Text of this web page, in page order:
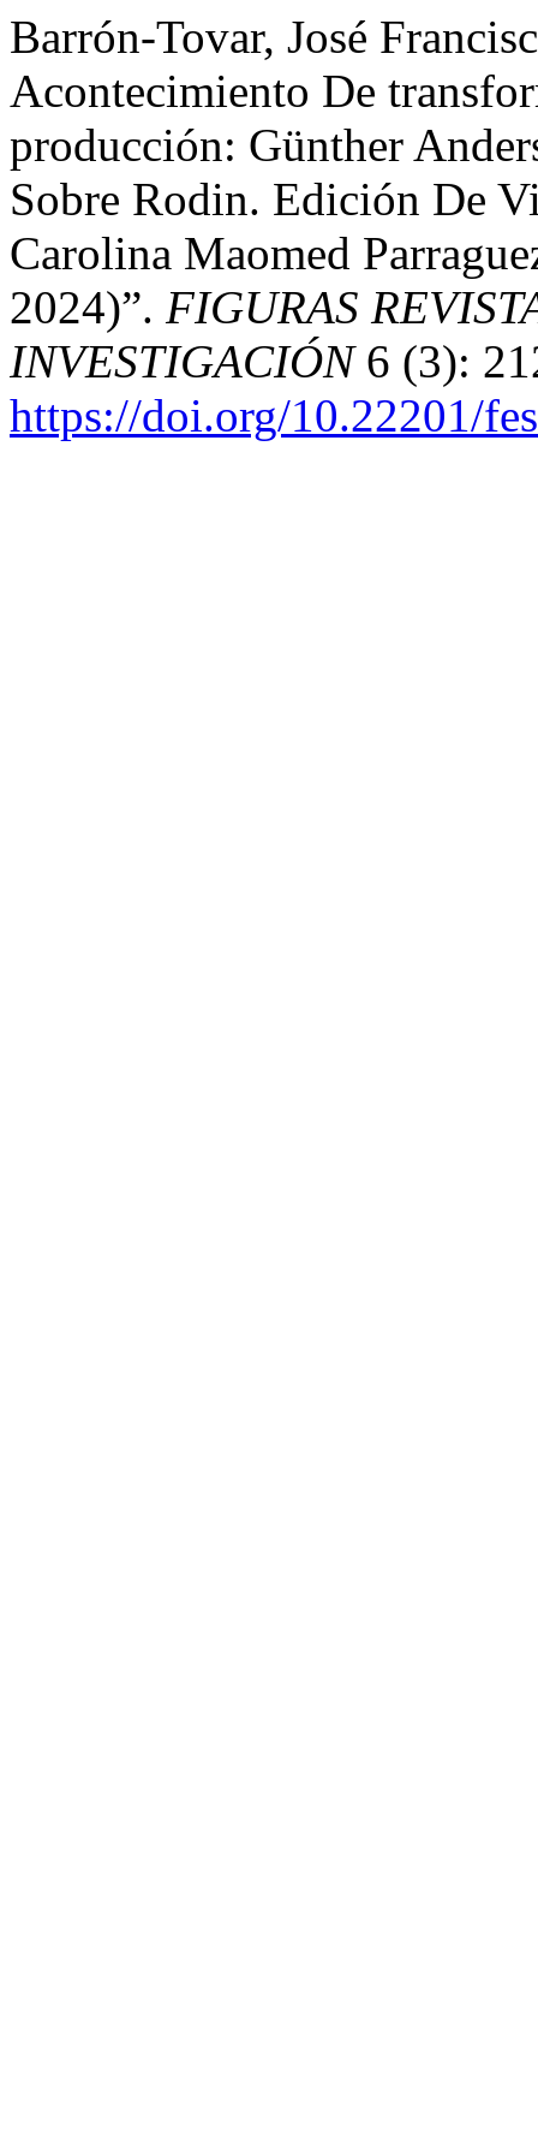
Barrón-Tovar, José
Acontecimiento De
producción: Günther
Sobre Rodin. Edición De
Carolina Maomed
2024)”. FIGURAS
INVESTIGACIÓN6 (3):
https://doi.org/10.22201/